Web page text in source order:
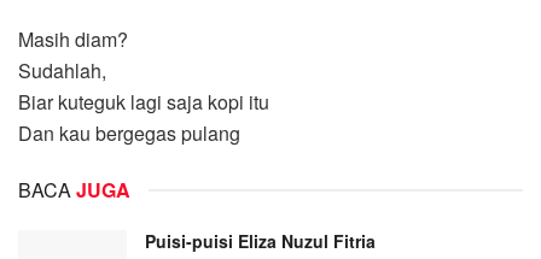
Masih diam?
Sudahlah,
Biar kuteguk lagi saja kopi itu
Dan kau bergegas pulang
BACAJUGA
Puisi-puisi Eliza Nuzul Fitria